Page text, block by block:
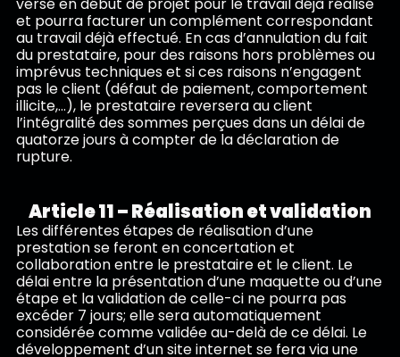
et pourra facturer un complément correspondant
au travail déjà effectué. En cas d’annulation du fait
du prestataire, pour des raisons hors problèmes ou
imprévus techniques et si ces raisons n’engagent
pas le client (défaut de paiement, comportement
illicite,…), le prestataire reversera au client
l’intégralité des sommes perçues dans un délai de
quatorze jours à compter de la déclaration de
rupture.
Article 11 – Réalisation et validation
Les différentes étapes de réalisation d’une
prestation se feront en concertation et
collaboration entre le prestataire et le client. Le
délai entre la présentation d’une maquette ou d’une
étape et la validation de celle-ci ne pourra pas
excéder 7 jours; elle sera automatiquement
considérée comme validée au-delà de ce délai. Le
développement d’un site internet se fera via une